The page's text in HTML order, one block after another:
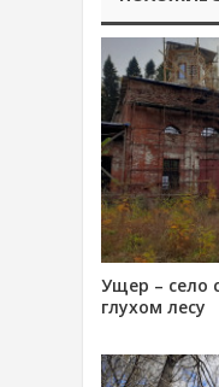
Ущер – село
глухом лесу